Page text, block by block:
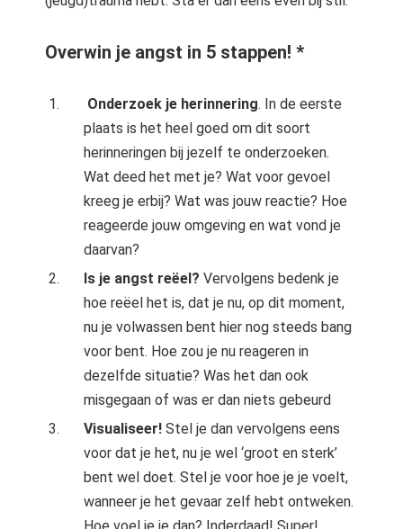
Overwin je angst in 5 stappen! *
‍ Onderzoek je herinnering. In de eerste
plaats is het heel goed om dit soort
herinneringen bij jezelf te onderzoeken.
Wat deed het met je? Wat voor gevoel
kreeg je erbij? Wat was jouw reactie? Hoe
reageerde jouw omgeving en wat vond je
daarvan?
‍Is je angst reëel? Vervolgens bedenk je
hoe reëel het is, dat je nu, op dit moment,
nu je volwassen bent hier nog steeds bang
voor bent. Hoe zou je nu reageren in
dezelfde situatie? Was het dan ook
misgegaan of was er dan niets gebeurd
Visualiseer! Stel je dan vervolgens eens
voor dat je het, nu je wel ‘groot en sterk’
bent wel doet. Stel je voor hoe je je voelt,
wanneer je het gevaar zelf hebt ontweken.
Hoe voel je je dan? Inderdaad! Super!